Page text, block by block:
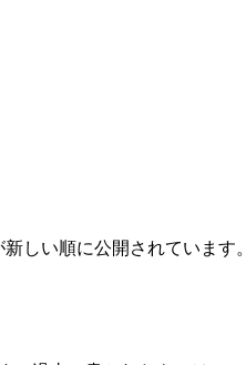
しい順に公開されています。